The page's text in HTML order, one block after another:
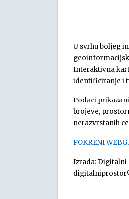
U svrhu boljeg
Interaktivna
identificiranje i
Podaci
brojeve,
nerazvrstanih
POKRENI
Izrada: Digitalni